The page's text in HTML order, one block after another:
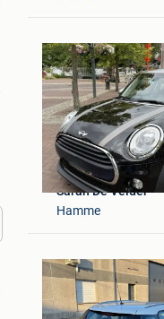
Sarah De Velder
Hamme